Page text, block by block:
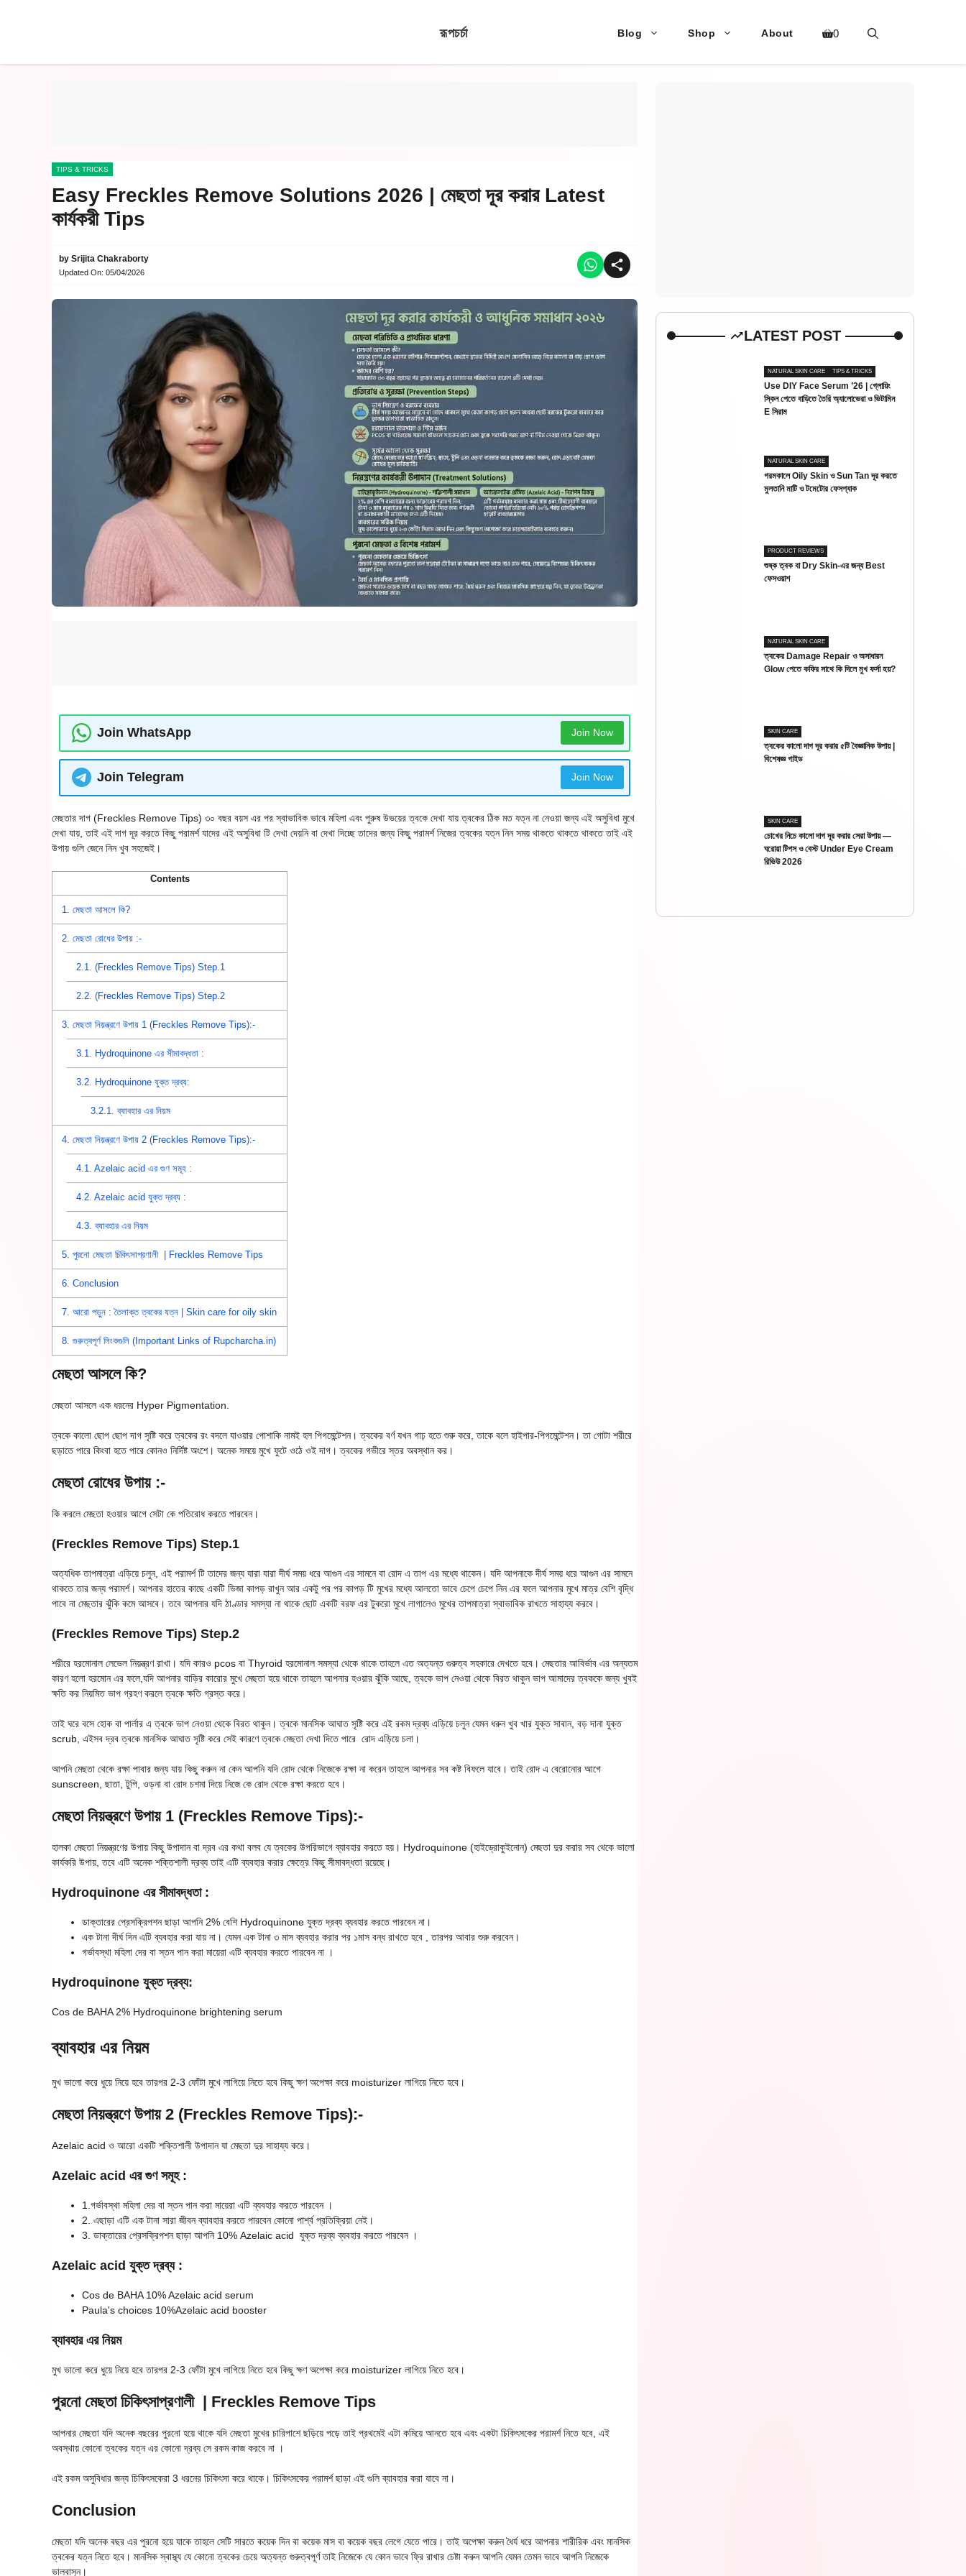
রূপচর্চা Blog Shop About 0
TIPS & TRICKS
Easy Freckles Remove Solutions 2026 | মেছতা দূর করার Latest
কার্যকরী Tips
by Srijita Chakraborty
Updated On: 05/04/2026
Join WhatsApp Join Now
Join Telegram Join Now
মেছতার দাগ (Freckles Remove Tips) ৩০ বছর বয়স এর পর স্বাভাবিক ভাবে মহিলা এবং পুরুষ উভয়ের ত্বকে দেখা যায় ত্বকের ঠিক মত যত্ন না নেওয়া জন্য এই অসুবিধা মুখে
দেখা যায়, তাই এই দাগ দূর করতে কিছু পরামর্শ যাদের এই অসুবিধা টি দেখা দেয়নি বা দেখা দিচ্ছে তাদের জন্য কিছু পরামর্শ নিজের ত্বকের যত্ন নিন সময় থাকতে থাকতে থাকতে তাই এই
উপায় গুলি জেনে নিন খুব সহজেই।
Contents
1. মেছতা আসলে কি?
2. মেছতা রোধের উপায় :-
2.1. (Freckles Remove Tips) Step.1
2.2. (Freckles Remove Tips) Step.2
3. মেছতা নিয়ন্ত্রণে উপায় 1 (Freckles Remove Tips):-
3.1. Hydroquinone এর সীমাবদ্ধতা :
3.2. Hydroquinone যুক্ত দ্রব্য:
3.2.1. ব্যাবহার এর নিয়ম
4. মেছতা নিয়ন্ত্রণে উপায় 2 (Freckles Remove Tips):-
4.1. Azelaic acid এর গুণ সমূহ :
4.2. Azelaic acid যুক্ত দ্রব্য :
4.3. ব্যাবহার এর নিয়ম
5. পুরনো মেছতা চিকিৎসাপ্রণালী | Freckles Remove Tips
6. Conclusion
7. আরো পড়ুন : তৈলাক্ত ত্বকের যত্ন | Skin care for oily skin
8. গুরুত্বপূর্ণ লিংকগুলি (Important Links of Rupcharcha.in)
মেছতা আসলে কি?
মেছতা আসলে এক ধরনের Hyper Pigmentation.
ত্বকে কালো ছোপ ছোপ দাগ সৃষ্টি করে ত্বকের রং বদলে যাওয়ার পোশাকি নামই হল পিগমেন্টেশন। ত্বকের বর্ণ যখন গাঢ় হতে শুরু করে, তাকে বলে হাইপার-পিগমেন্টেশন। তা গোটা শরীরে
ছড়াতে পারে কিংবা হতে পারে কোনও নির্দিষ্ট অংশে। অনেক সময়ে মুখে ফুটে ওঠে ওই দাগ। ত্বকের গভীরে স্তর অবস্থান কর।
মেছতা রোধের উপায় :-
কি করলে মেছতা হওয়ার আগে সেটা কে পতিরোধ করতে পারবেন।
(Freckles Remove Tips) Step.1
অত্যধিক তাপমাত্রা এড়িয়ে চলুন, এই পরামর্শ টি তাদের জন্য যারা যারা দীর্ঘ সময় ধরে আগুন এর সামনে বা রোদ এ তাপ এর মধ্যে থাকেন। যদি আপনাকে দীর্ঘ সময় ধরে আগুন এর সামনে
থাকতে তার জন্য পরামর্শ। আপনার হাতের কাছে একটি ভিজা কাপড় রাখুন আর একটু পর পর কাপড় টি মুখের মধ্যে আলতো ভাবে চেপে চেপে নিন এর ফলে আপনার মুখে মাত্র বেশি বৃদ্ধি
পাবে না মেছতার ঝুঁকি কমে আসবে। তবে আপনার যদি ঠাণ্ডার সমস্যা না থাকে ছোট একটি বরফ এর টুকরো মুখে লাগালেও মুখের তাপমাত্রা স্বাভাবিক রাখতে সাহায্য করবে।
(Freckles Remove Tips) Step.2
শরীরে হরমোনাল লেভেল নিয়ন্ত্রণ রাখা। যদি কারও pcos বা Thyroid হরমোনাল সমস্যা থেকে থাকে তাহলে এত অত্যন্ত গুরুত্ব সহকারে দেখতে হবে। মেছতার আবির্ভাব এর অন্যতম
কারণ হলো হরমোন এর ফলে,যদি আপনার বাড়ির কারোর মুখে মেছতা হয়ে থাকে তাহলে আপনার হওয়ার ঝুঁকি আছে, ত্বকে ভাপ নেওয়া থেকে বিরত থাকুন ভাপ আমাদের ত্বককে জন্য খুবই
ক্ষতি কর নিয়মিত ভাপ গ্রহণ করলে ত্বকে ক্ষতি গ্রস্ত করে।
তাই ঘরে বসে হোক বা পার্লার এ ত্বকে ভাপ নেওয়া থেকে বিরত থাকুন। ত্বকে মানসিক আঘাত সৃষ্টি করে এই রকম দ্রব্য এড়িয়ে চলুন যেমন ধরুন খুব খার যুক্ত সাবান, বড় দানা যুক্ত
scrub, এইসব দ্রব ত্বকে মানসিক আঘাত সৃষ্টি করে সেই কারণে ত্বকে মেছতা দেখা দিতে পারে রোদ এড়িয়ে চলা।
আপনি মেছতা থেকে রক্ষা পাবার জন্য যায় কিছু করুন না কেন আপনি যদি রোদ থেকে নিজেকে রক্ষা না করেন তাহলে আপনার সব কষ্ট বিফলে যাবে। তাই রোদ এ বেরোনোর আগে
sunscreen, ছাতা, টুপি, ওড়না বা রোদ চশমা দিয়ে নিজে কে রোদ থেকে রক্ষা করতে হবে।
মেছতা নিয়ন্ত্রণে উপায় 1 (Freckles Remove Tips):-
হালকা মেছতা নিয়ন্ত্রণের উপায় কিছু উপাদান বা দ্রব এর কথা বলব যে ত্বকের উপরিভাগে ব্যাবহার করতে হয়। Hydroquinone (হাইড্রোকুইনোন) মেছতা দুর করার সব থেকে ভালো
কার্যকরি উপায়, তবে এটি অনেক শক্তিশালী দ্রব্য তাই এটি ব্যবহার করার ক্ষেত্রে কিছু সীমাবদ্ধতা রয়েছে।
Hydroquinone এর সীমাবদ্ধতা :
ডাক্তারের প্রেসক্রিপশন ছাড়া আপনি 2% বেশি Hydroquinone যুক্ত দ্রব্য ব্যবহার করতে পারবেন না।
এক টানা দীর্ঘ দিন এটি ব্যবহার করা যায় না। যেমন এক টানা ৩ মাস ব্যবহার করার পর ১মাস বন্ধ রাখতে হবে , তারপর আবার শুরু করবেন।
গর্ভাবস্থা মহিলা দের বা স্তন পান করা মায়েরা এটি ব্যবহার করতে পারবেন না ।
Hydroquinone যুক্ত দ্রব্য:
Cos de BAHA 2% Hydroquinone brightening serum
ব্যাবহার এর নিয়ম
মুখ ভালো করে ধুয়ে নিয়ে হবে তারপর 2-3 ফোঁটা মুখে লাগিয়ে নিতে হবে কিছু ক্ষণ অপেক্ষা করে moisturizer লাগিয়ে নিতে হবে।
মেছতা নিয়ন্ত্রণে উপায় 2 (Freckles Remove Tips):-
Azelaic acid ও আরো একটি শক্তিশালী উপাদান যা মেছতা দুর সাহায্য করে।
Azelaic acid এর গুণ সমূহ :
1.গর্ভাবস্থা মহিলা দের বা স্তন পান করা মায়েরা এটি ব্যবহার করতে পারবেন ।
2. এছাড়া এটি এক টানা সারা জীবন ব্যাবহার করতে পারবেন কোনো পার্শ্ব প্রতিক্রিয়া নেই।
3. ডাক্তারের প্রেসক্রিপশন ছাড়া আপনি 10% Azelaic acid যুক্ত দ্রব্য ব্যবহার করতে পারবেন ।
Azelaic acid যুক্ত দ্রব্য :
Cos de BAHA 10% Azelaic acid serum
Paula's choices 10%Azelaic acid booster
ব্যাবহার এর নিয়ম
মুখ ভালো করে ধুয়ে নিয়ে হবে তারপর 2-3 ফোঁটা মুখে লাগিয়ে নিতে হবে কিছু ক্ষণ অপেক্ষা করে moisturizer লাগিয়ে নিতে হবে।
পুরনো মেছতা চিকিৎসাপ্রণালী | Freckles Remove Tips
আপনার মেছতা যদি অনেক বছরের পুরনো হয়ে থাকে যদি মেছতা মুখের চারিপাশে ছড়িয়ে পড়ে তাই প্রথমেই এটা কমিয়ে আনতে হবে এবং একটা চিকিৎসকের পরামর্শ নিতে হবে, এই
অবস্থায় কোনো ত্বকের যত্ন এর কোনো দ্রব্য সে রকম কাজ করবে না ।
এই রকম অসুবিধার জন্য চিকিৎসকেরা 3 ধরনের চিকিৎসা করে থাকে। চিকিৎসকের পরামর্শ ছাড়া এই গুলি ব্যাবহার করা যাবে না।
Conclusion
মেছতা যদি অনেক বছর এর পুরনো হয়ে যাকে তাহলে সেটি সারতে কয়েক দিন বা কয়েক মাস বা কয়েক বছর লেগে যেতে পারে। তাই অপেক্ষা করুন ধৈর্য ধরে আপনার শারীরিক এবং মানসিক
ত্বকের যত্ন নিতে হবে। মানসিক স্বাস্থ্য যে কোনো ত্বকের চেয়ে অত্যন্ত গুরুত্বপূর্ণ তাই নিজেকে যে কোন ভাবে ফ্রি রাখার চেষ্টা করুন আপনি যেমন তেমন ভাবে আপনি নিজেকে
ভালবাসুন।
LATEST POST
NATURAL SKIN CARE TIPS & TRICKS
Use DIY Face Serum ’26 | গ্লোয়িং
স্কিন পেতে বাড়িতে তৈরি অ্যালোভেরা ও ভিটামিন
E সিরাম
NATURAL SKIN CARE
গরমকালে Oily Skin ও Sun Tan দূর করতে
মুলতানি মাটি ও টমেটোর ফেসপ্যাক
PRODUCT REVIEWS
শুষ্ক ত্বক বা Dry Skin-এর জন্য Best
ফেসওয়াশ
NATURAL SKIN CARE
ত্বকের Damage Repair ও অসাধারন
Glow পেতে কফির সাথে কি দিলে মুখ ফর্সা হয়?
SKIN CARE
ত্বকের কালো দাগ দূর করার ৫টি বৈজ্ঞানিক উপায় |
বিশেষজ্ঞ গাইড
SKIN CARE
চোখের নিচে কালো দাগ দূর করার সেরা উপায় —
ঘরোয়া টিপস ও বেস্ট Under Eye Cream
রিভিউ 2026